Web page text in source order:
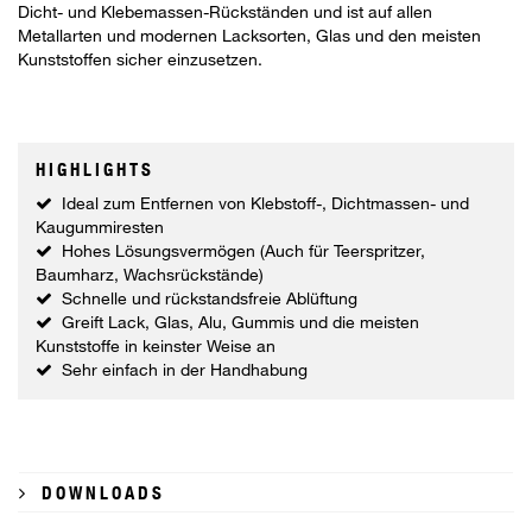
Dicht- und Klebemassen-Rückständen und ist auf allen
Metallarten und modernen Lacksorten, Glas und den meisten
Kunststoffen sicher einzusetzen.
HIGHLIGHTS
Ideal zum Entfernen von Klebstoff-, Dichtmassen- und
Kaugummiresten
Hohes Lösungsvermögen (Auch für Teerspritzer,
Baumharz, Wachsrückstände)
Schnelle und rückstandsfreie Ablüftung
Greift Lack, Glas, Alu, Gummis und die meisten
Kunststoffe in keinster Weise an
Sehr einfach in der Handhabung
DOWNLOADS